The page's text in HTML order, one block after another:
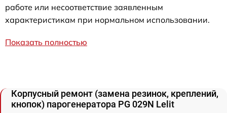
работе или несоответствие заявленным
характеристикам при нормальном использовании.
Показать полностью
Корпусный ремонт (замена резинок, креплений,
кнопок) парогенератора PG 029N Lelit